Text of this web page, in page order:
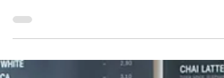
quel que soit le type de logement. Seuls
ouvrent...